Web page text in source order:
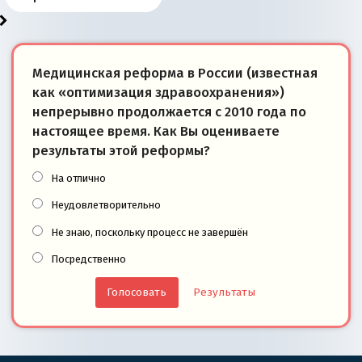
Медицинская реформа в России (известная
как «оптимизация здравоохранения»)
непрерывно продолжается с 2010 года по
настоящее время. Как Вы оцениваете
результаты этой реформы?
На отлично
Неудовлетворительно
Не знаю, поскольку процесс не завершён
Посредственно
Результаты